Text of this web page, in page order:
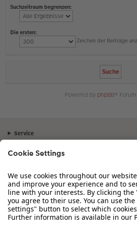
Suchzeitraum begrenzen:
Die ersten:
Zeichen der Beiträge
Powered by phpBB®
Service
Sortiment
Inspiration